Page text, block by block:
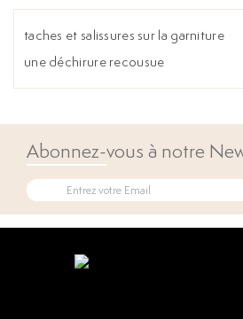
taches et salissures sur la garniture
une déchirure recousue
Abonnez-vous à notre